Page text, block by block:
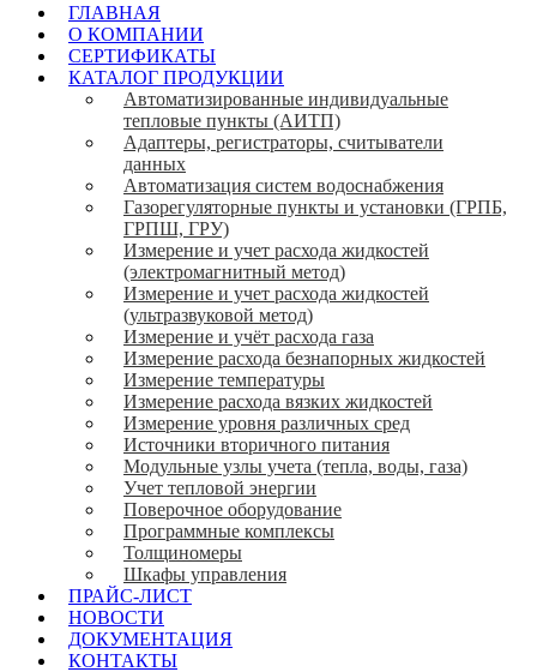
ГЛАВНАЯ
О КОМПАНИИ
СЕРТИФИКАТЫ
КАТАЛОГ ПРОДУКЦИИ
Автоматизированные индивидуальные
тепловые пункты (АИТП)
Адаптеры, регистраторы, считыватели
данных
Автоматизация систем водоснабжения
Газорегуляторные пункты и установки (ГРПБ,
ГРПШ, ГРУ)
Измерение и учет расхода жидкостей
(электромагнитный метод)
Измерение и учет расхода жидкостей
(ультразвуковой метод)
Измерение и учёт расхода газа
Измерение расхода безнапорных жидкостей
Измерение температуры
Измерение расхода вязких жидкостей
Измерение уровня различных сред
Источники вторичного питания
Модульные узлы учета (тепла, воды, газа)
Учет тепловой энергии
Поверочное оборудование
Программные комплексы
Толщиномеры
Шкафы управления
ПРАЙС-ЛИСТ
НОВОСТИ
ДОКУМЕНТАЦИЯ
КОНТАКТЫ